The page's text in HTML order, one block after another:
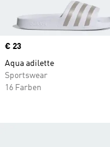
Price
€ 23
Aqua adilette
Sportswear
16 Farben